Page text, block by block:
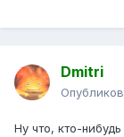
Dmitri
Ну что, кто-